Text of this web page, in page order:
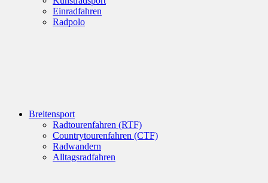
Einradfahren
Radpolo
Breitensport
Radtourenfahren (RTF)
Countrytourenfahren (CTF)
Radwandern
Alltagsradfahren